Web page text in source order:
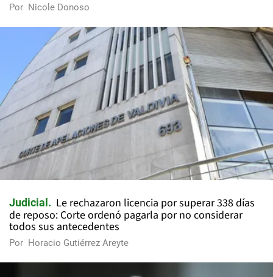
Por Nicole Donoso
Judicial
Le rechazaron licencia por superar 338 días
de reposo: Corte ordenó pagarla por no considerar
todos sus antecedentes
Por Horacio Gutiérrez Areyte